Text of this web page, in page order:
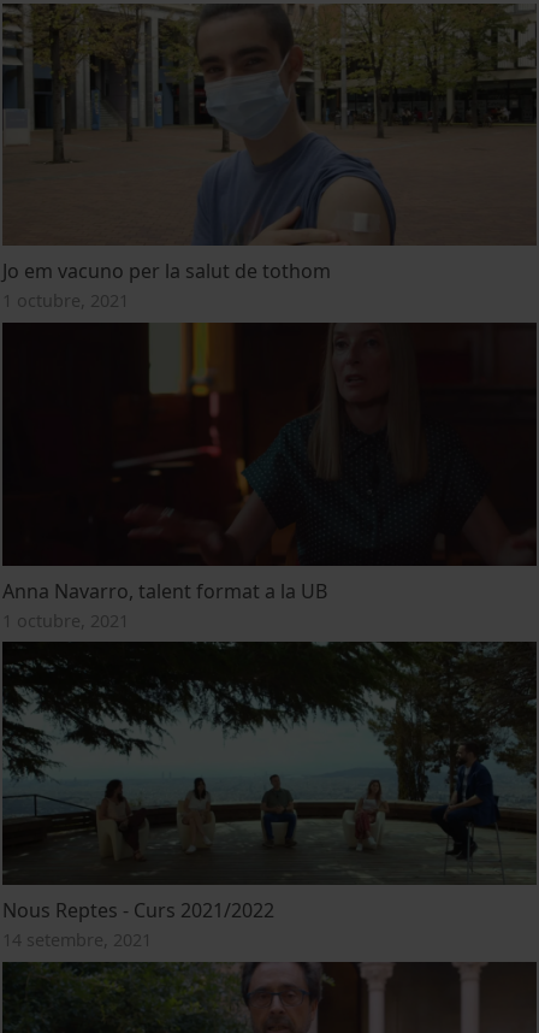
Jo em vacuno per la salut de tothom
1 octubre, 2021
Anna Navarro, talent format a la UB
1 octubre, 2021
Nous Reptes - Curs 2021/2022
14 setembre, 2021